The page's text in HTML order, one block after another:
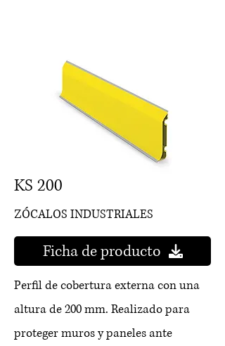
KS 200
ZÓCALOS INDUSTRIALES
Ficha de producto
Perfil de cobertura externa con una
altura de 200 mm. Realizado para
proteger muros y paneles ante